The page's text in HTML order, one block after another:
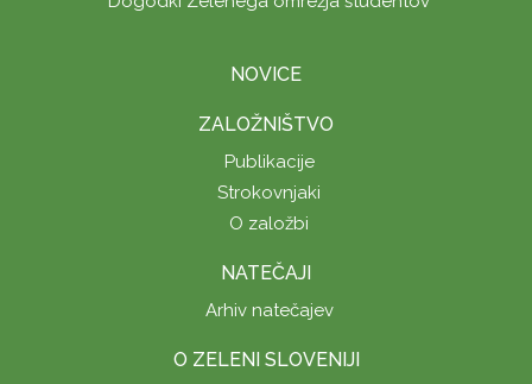
NOVICE
ZALOŽNIŠTVO
Publikacije
Strokovnjaki
O založbi
NATEČAJI
Arhiv natečajev
O ZELENI SLOVENIJI